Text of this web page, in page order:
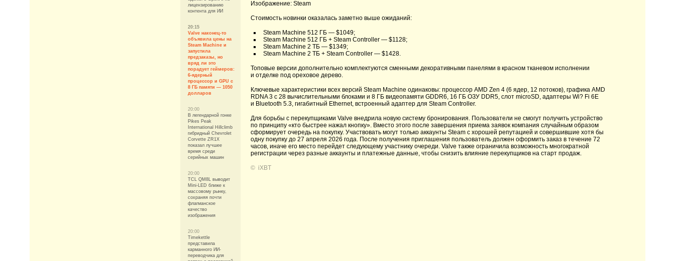
лицензированию
контента для ИИ
20:15
Valve наконец-то
объявила цены на
Steam Machine и
запустила
предзаказы, но
вряд ли это
порадует геймеров:
6-ядерный
процессор и GPU с
8 ГБ памяти — 1050
долларов
20:00
В легендарной гонке
Pikes Peak
International Hillclimb
гибридный Chevrolet
Corvette ZR1X
показал лучшее
время среди
серийных машин
20:00
TCL QM8L выводит
Mini-LED ближе к
массовому рынку,
сохраняя почти
флагманское
качество
изображения
20:00
Timekettle
представила
карманного ИИ-
переводчика для
Изображение: Steam
Стоимость новинки оказалась заметно выше ожиданий:
Steam Machine 512 ГБ — $1049;
Steam Machine 512 ГБ + Steam Controller — $1128;
Steam Machine 2 ТБ — $1349;
Steam Machine 2 ТБ + Steam Controller — $1428.
Топовые версии дополнительно комплектуются сменными декоративными панелями в красном тканевом исполнении
и отделке под ореховое дерево.
Ключевые характеристики всех версий Steam Machine одинаковы: процессор AMD Zen 4 (6 ядер, 12 потоков), графика AMD
RDNA 3 с 28 вычислительными блоками и 8 ГБ видеопамяти GDDR6, 16 ГБ ОЗУ DDR5, слот microSD, адаптеры Wi? Fi 6E
и Bluetooth 5.3, гигабитный Ethernet, встроенный адаптер для Steam Controller.
Для борьбы с перекупщиками Valve внедрила новую систему бронирования. Пользователи не смогут получить устройство
по принципу «кто быстрее нажал кнопку». Вместо этого после завершения приема заявок компания случайным образом
сформирует очередь на покупку. Участвовать могут только аккаунты Steam с хорошей репутацией и совершившие хотя бы
одну покупку до 27 апреля 2026 года. После получения приглашения пользователь должен оформить заказ в течение 72
часов, иначе его место перейдет следующему участнику очереди. Valve также ограничила возможность многократной
регистрации через разные аккаунты и платежные данные, чтобы снизить влияние перекупщиков на старт продаж.
© iXBT